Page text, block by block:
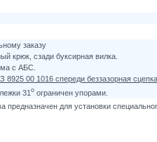
заказу
крюк, сзади буксирная вилка.
c АБС.
8925 00 1016 спереди беззазорная
31o ограничен упорами.
предназначен для установки